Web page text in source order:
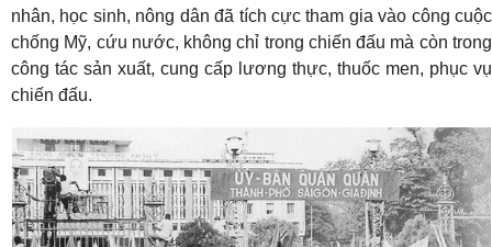
nhân, học sinh, nông dân đã tích cực tham gia vào công cuộc
chống Mỹ, cứu nước, không chỉ trong chiến đấu mà còn trong
công tác sản xuất, cung cấp lương thực, thuốc men, phục vụ
chiến đấu.